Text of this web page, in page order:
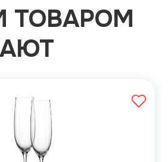
ТОВАРОМ